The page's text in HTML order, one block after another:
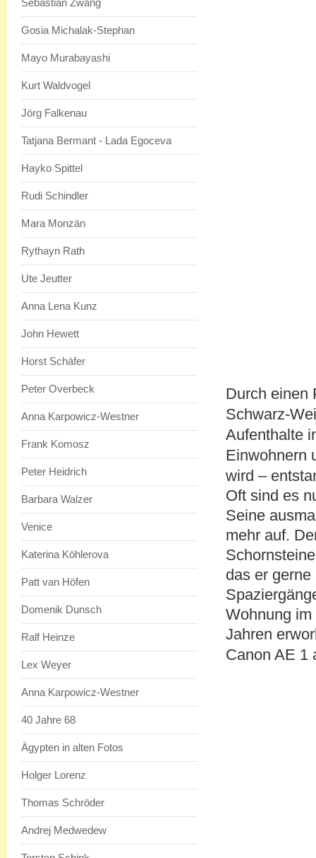
Sebastian Zwang
Gosia Michalak-Stephan
Mayo Murabayashi
Kurt Waldvogel
Jörg Falkenau
Tatjana Bermant - Lada Egoceva
Hayko Spittel
Rudi Schindler
Mara Monzän
Rythayn Rath
Ute Jeutter
Anna Lena Kunz
John Hewett
Horst Schäfer
Peter Overbeck
Anna Karpowicz-Westner
Frank Komosz
Peter Heidrich
Barbara Walzer
Venice
Katerina Köhlerova
Patt van Höfen
Domenik Dunsch
Ralf Heinze
Lex Weyer
Anna Karpowicz-Westner
40 Jahre 68
Ägypten in alten Fotos
Holger Lorenz
Thomas Schröder
Andrej Medwedew
Durch einen
Schwarz-
Aufenthalte
Einwohnern
wird –
Oft sind es
Seine
mehr auf.
das er
Wohnung
Jahren
Canon AE 1